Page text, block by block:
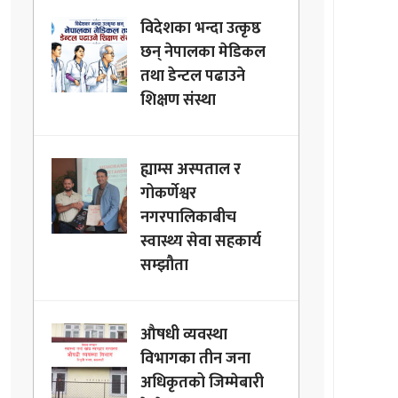
विदेशका भन्दा उत्कृष्ठ
छन् नेपालका मेडिकल
तथा डेन्टल पढाउने
शिक्षण संस्था
ह्याम्स अस्पताल र
गोकर्णेश्वर
नगरपालिकाबीच
स्वास्थ्य सेवा सहकार्य
सम्झौता
औषधी व्यवस्था
विभागका तीन जना
अधिकृतको जिम्मेबारी